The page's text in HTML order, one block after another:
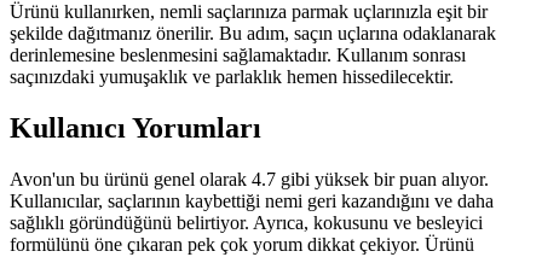
Ürünü kullanırken, nemli saçlarınıza parmak uçlarınızla eşit bir
şekilde dağıtmanız önerilir. Bu adım, saçın uçlarına odaklanarak
derinlemesine beslenmesini sağlamaktadır. Kullanım sonrası
saçınızdaki yumuşaklık ve parlaklık hemen hissedilecektir.
Kullanıcı Yorumları
Avon'un bu ürünü genel olarak 4.7 gibi yüksek bir puan alıyor.
Kullanıcılar, saçlarının kaybettiği nemi geri kazandığını ve daha
sağlıklı göründüğünü belirtiyor. Ayrıca, kokusunu ve besleyici
formülünü öne çıkaran pek çok yorum dikkat çekiyor. Ürünü